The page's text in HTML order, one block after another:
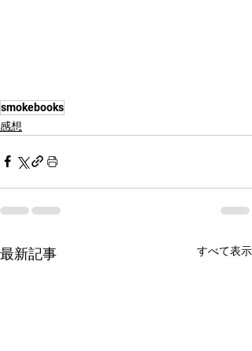
smokebooks
感想
最新記事 すべて表示